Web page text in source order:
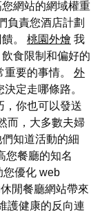
網站的網域權重
負責您酒店計劃
。 桃園外燴 我
食限制和偏好的
要的事情。 外
定走哪條路。
，你也可以發送
而，大多數夫婦
知道活動的細
您餐廳的知名
您優化 web
閒餐廳網站帶來
護健康的反向連